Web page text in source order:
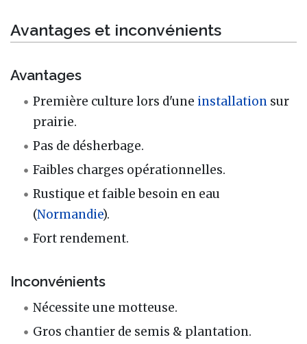
Avantages et inconvénients
Avantages
Première culture lors d'une installation sur
prairie.
Pas de désherbage.
Faibles charges opérationnelles.
Rustique et faible besoin en eau
(Normandie).
Fort rendement.
Inconvénients
Nécessite une motteuse.
Gros chantier de semis & plantation.